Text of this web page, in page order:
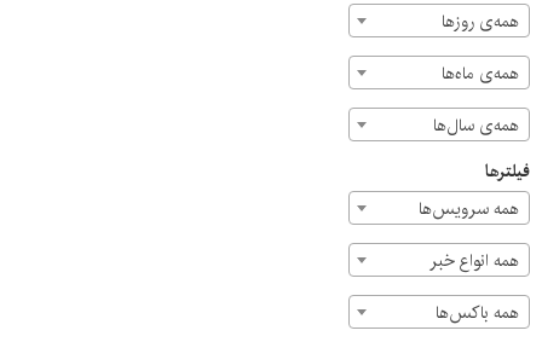
همه‌ی روزها
همه‌ی ماه‌ها
همه‌ی سال‌ها
فیلترها
همه سرویس‌ها
همه انواع خبر
همه باکس‌ها